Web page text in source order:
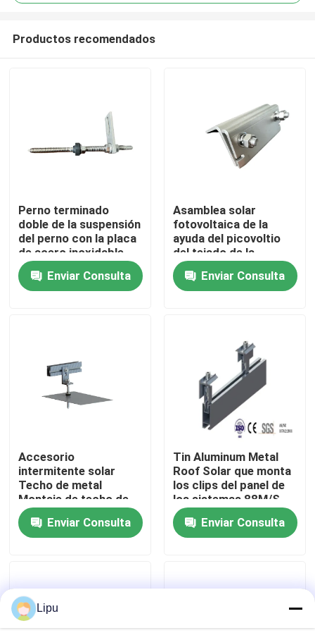
Hogar
Productos
Demostración de VR
Sobre nosotros
Viaje de la fábrica
Control de calidad
Casos
picovoltio solar que monta sistemas
Productos recomendados
Perno terminado
doble de la suspensión
del perno con la placa
de acero inoxidable
para el tejado del
metal con la correa de
madera
Enviar Consulta
Asamblea solar
fotovoltaica de la
ayuda del picovoltio
del tejado de la
costura de la
situación de la
abrazadera de la
Enviar Consulta
Accesorio
intermitente solar
Techo de metal
Montaje de techo de
hojalata solar
fotovoltaica
Enviar Consulta
Tin Aluminum Metal
Roof Solar que monta
los clips del panel de
los sistemas 88M/S
Enviar Consulta
Lipu